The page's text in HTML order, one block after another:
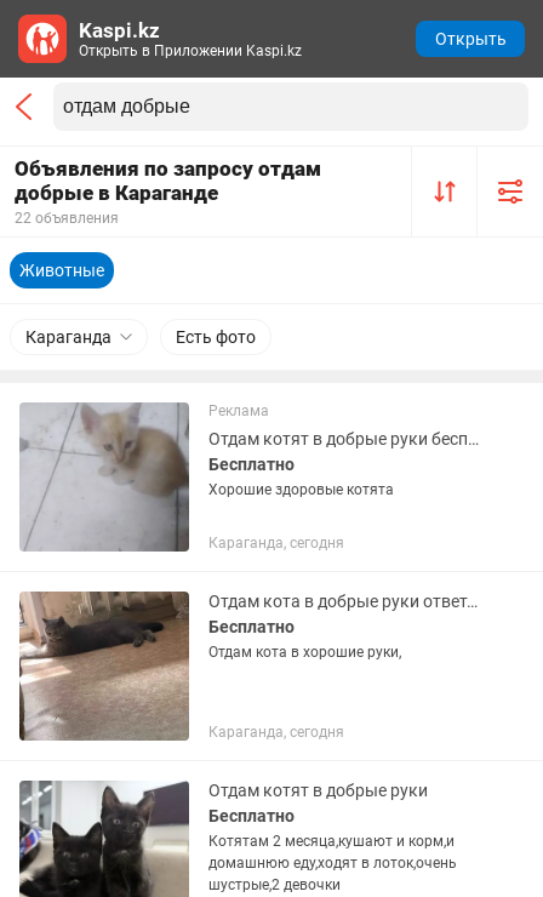
Объявления по запросу отдам
добрые в Караганде
22 объявления
Животные
Караганда Есть фото
Реклама
Отдам котят в добрые руки бесплатно
Бесплатно
Хорошие здоровые котята
Караганда, сегодня
Отдам кота в добрые руки ответственным людям
Бесплатно
Отдам кота в хорошие руки,
Караганда, сегодня
Отдам котят в добрые руки
Бесплатно
Котятам 2 месяца,кушают и корм,и
домашнюю еду,ходят в лоток,очень
шустрые,2 девочки
Kaspi.kz
Открыть в Приложении Kaspi.kz
Открыть